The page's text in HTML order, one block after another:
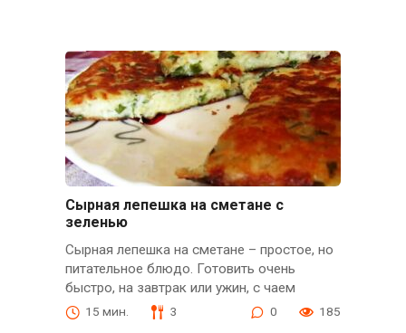
Сырная лепешка на сметане с
зеленью
Сырная лепешка на сметане – простое, но
питательное блюдо. Готовить очень
быстро, на завтрак или ужин, с чаем
15 мин. 3 0 185